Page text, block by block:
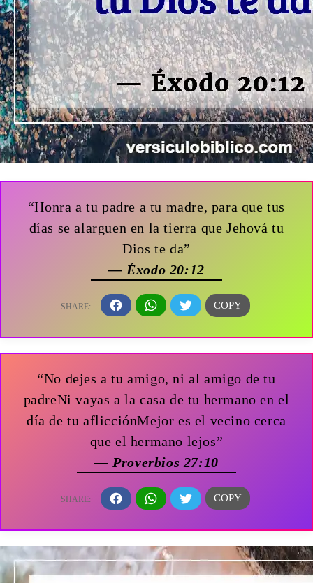
“Honra a tu padre a tu madre, para que tus
días se alarguen en la tierra que Jehová tu
Dios te da”
— Éxodo 20:12
“No dejes a tu amigo, ni al amigo de tu
padreNi vayas a la casa de tu hermano en el
día de tu aflicciónMejor es el vecino cerca
que el hermano lejos”
— Proverbios 27:10